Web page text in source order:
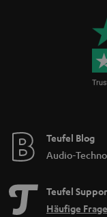
Teufel Blog
Audio-
Teufel
Häufige